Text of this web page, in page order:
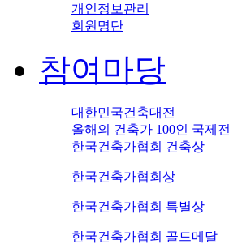
개인정보관리
회원명단
참여마당
대한민국건축대전
올해의 건축가 100인 국제전
한국건축가협회 건축상
한국건축가협회상
한국건축가협회 특별상
한국건축가협회 골드메달